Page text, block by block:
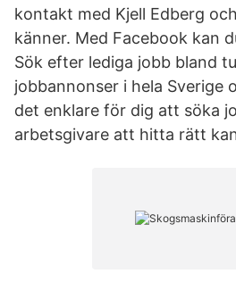
kontakt med Kjell Edberg
känner. Med Facebook kan
Sök efter lediga jobb bland
jobbannonser i hela Sverige
det enklare för dig att söka
arbetsgivare att hitta rätt